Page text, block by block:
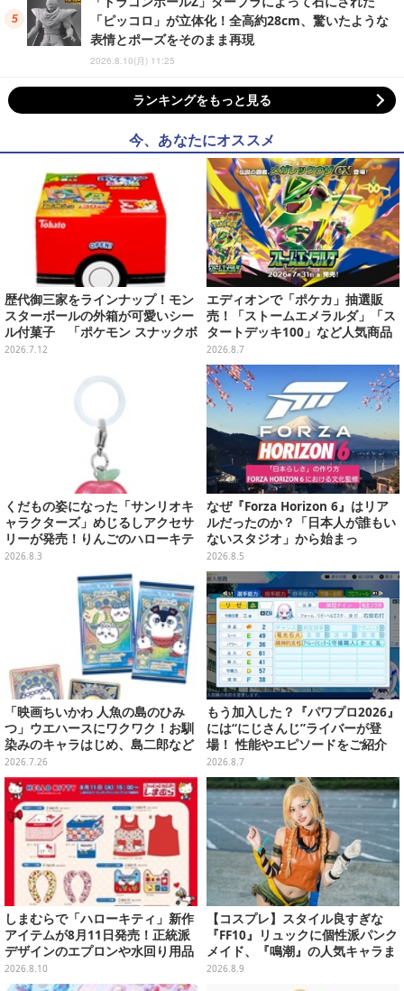
「ピッコロ」が立体化！全高約28cm、驚いたような
表情とポーズをそのまま再現
2026.8.10(月) 11:25
ランキングをもっと見る
今、あなたにオススメ
歴代御三家をラインナップ！モン
スターボールの外箱が可愛いシー
ル付菓子 「ポケモン スナックボ
ックス」が7月13日発売
2026.7.12
エディオンで「ポケカ」抽選販
売！「ストームエメラルダ」「ス
タートデッキ100」など人気商品
が対象
2026.8.7
くだもの姿になった「サンリオキ
ャラクターズ」めじるしアクセサ
リーが発売！りんごのハローキテ
ィや、パイナップルのポムポムプ
2026.8.3
なぜ『Forza Horizon 6』はリア
ルだったのか？「日本人が誰もい
ないスタジオ」から始まっ
た、“生活感のある日本"の作り方
【CEDEC2026】
2026.8.5
「映画ちいかわ 人魚の島のひみ
つ」ウエハースにワクワク！お馴
染みのキャラはじめ、島二郎など
セイレーン編カード全22種
2026.7.26
もう加入した？『パワプロ2026』
には“にじさんじ”ライバーが登
場！ 性能やエピソードをご紹介
2026.8.7
しまむらで「ハローキティ」新作
アイテムが8月11日発売！正統派
デザインのエプロンや水回り用品
など
2026.8.10
【コスプレ】スタイル良すぎな
『FF10』リュックに個性派パンク
メイド、『鳴潮』の人気キャラま
で「ワンフェス」美女レイヤー6
2026.8.9